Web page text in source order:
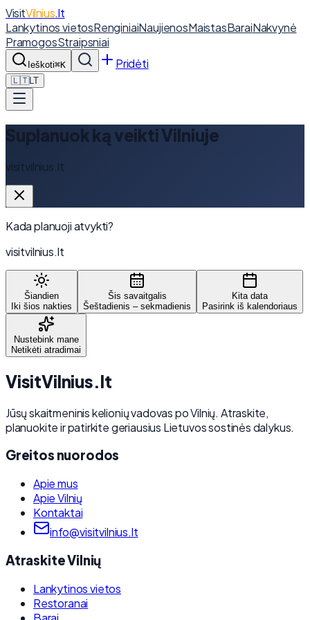
VisitVilnius.lt
Lankytinos vietosRenginiaiNaujienosMaistasBaraiNakvynė
PramogosStraipsniai
Ieškoti⌘K Pridėti
🇱🇹LT
Suplanuok ką veikti Vilniuje
visitvilnius.lt
Kada planuoji atvykti?
visitvilnius.lt
Šiandien
Iki šios nakties
Šis savaitgalis
Šeštadienis – sekmadienis
Kita data
Pasirink iš kalendoriaus
Nustebink mane
Netikėti atradimai
VisitVilnius.lt
Jūsų skaitmeninis kelionių vadovas po Vilnių. Atraskite,
planuokite ir patirkite geriausius Lietuvos sostinės dalykus.
Greitos nuorodos
Apie mus
Apie Vilnių
Kontaktai
info@visitvilnius.lt
Atraskite Vilnių
Lankytinos vietos
Restoranai